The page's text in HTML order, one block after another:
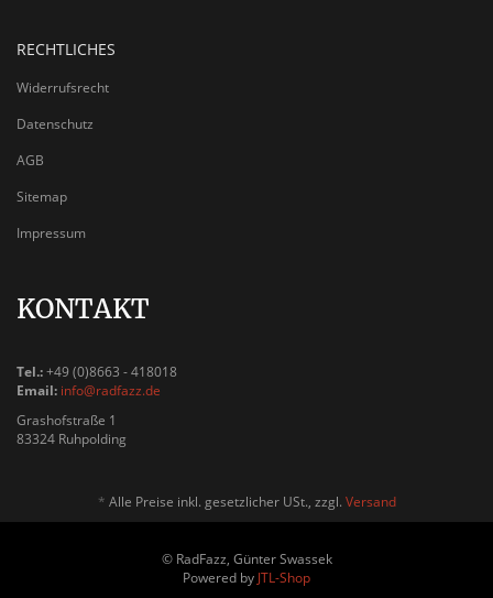
RECHTLICHES
Widerrufsrecht
Datenschutz
AGB
Sitemap
Impressum
KONTAKT
Tel.:+49 (0)8663 - 418018
Email: info@radfazz.de
Grashofstraße 1
83324 Ruhpolding
* Alle Preise inkl. gesetzlicher USt., zzgl. Versand
© RadFazz, Günter Swassek
Powered by JTL-Shop